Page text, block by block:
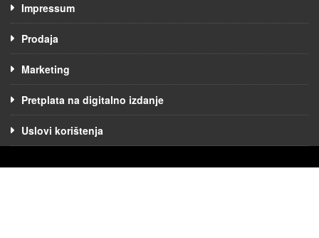
Impressum
Prodaja
Marketing
Pretplata na digitalno izdanje
Uslovi korištenja